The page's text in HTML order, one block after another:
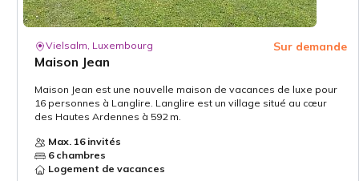
Vielsalm, Luxembourg
Maison Jean
Sur demande
Maison Jean est une nouvelle maison de vacances de luxe pour
16 personnes à Langlire. Langlire est un village situé au cœur
des Hautes Ardennes à 592 m.
Max. 16 invités
6 chambres
Logement de vacances